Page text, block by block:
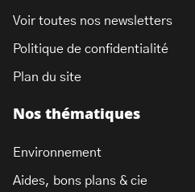
Nos thématiques
Environnement
Aides, bons plans & cie
Voir toutes nos newsletters
Politique de confidentialité
Plan du site